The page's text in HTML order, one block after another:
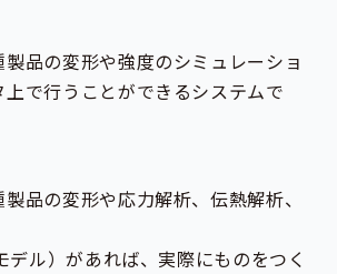
品の変形や強度のシミュレーショ
で行うことができるシステムで
品の変形や応力解析、伝熱解析、
デル）があれば、実際にものをつく